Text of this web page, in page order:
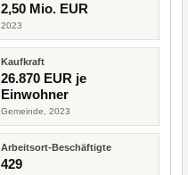
2,50 Mio. EUR
2023
Kaufkraft
26.870 EUR je
Einwohner
Gemeinde, 2023
Arbeitsort-Beschäftigte
429